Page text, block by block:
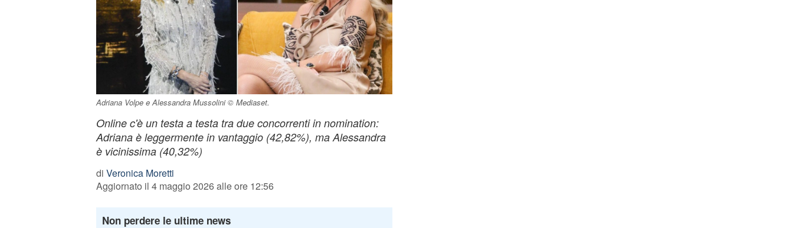
Adriana Volpe e Alessandra Mussolini © Mediaset.
Online c'è un testa a testa tra due concorrenti in nomination:
Adriana è leggermente in vantaggio (42,82%), ma Alessandra
è vicinissima (40,32%)
di Veronica Moretti
Aggiornato il 4 maggio 2026 alle ore 12:56
Non perdere le ultime news